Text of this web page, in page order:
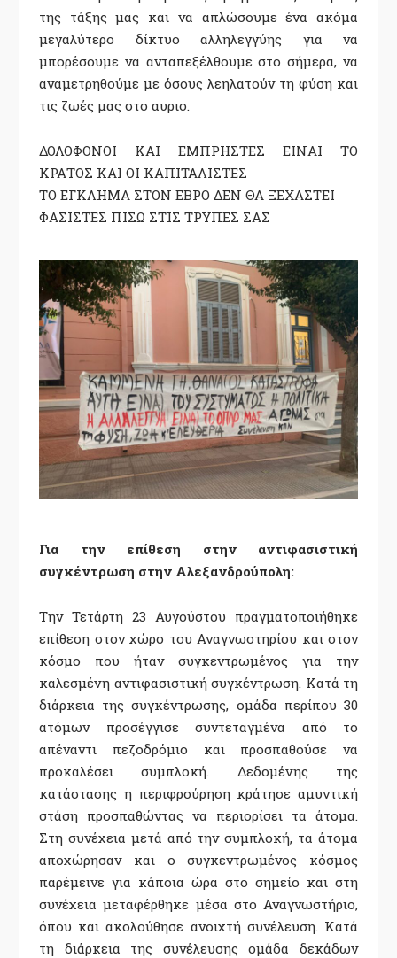
της τάξης μας και να απλώσουμε ένα ακόμα
μεγαλύτερο δίκτυο αλληλεγγύης για να
μπορέσουμε να ανταπεξέλθουμε στο σήμερα, να
αναμετρηθούμε με όσους λεηλατούν τη φύση και
τις ζωές μας στο αυριο.
ΔΟΛΟΦΟΝΟΙ ΚΑΙ ΕΜΠΡΗΣΤΕΣ ΕΙΝΑΙ ΤΟ
ΚΡΑΤΟΣ ΚΑΙ ΟΙ ΚΑΠΙΤΑΛΙΣΤΕΣ
ΤΟ ΕΓΚΛΗΜΑ ΣΤΟΝ ΕΒΡΟ ΔΕΝ ΘΑ ΞΕΧΑΣΤΕΙ
ΦΑΣΙΣΤΕΣ ΠΙΣΩ ΣΤΙΣ ΤΡΥΠΕΣ ΣΑΣ
Για την επίθεση στην αντιφασιστική
συγκέντρωση στην Αλεξανδρούπολη:
Την Τετάρτη 23 Αυγούστου πραγματοποιήθηκε
επίθεση στον χώρο του Αναγνωστηρίου και στον
κόσμο που ήταν συγκεντρωμένος για την
καλεσμένη αντιφασιστική συγκέντρωση. Κατά τη
διάρκεια της συγκέντρωσης, ομάδα περίπου 30
ατόμων προσέγγισε συντεταγμένα από το
απέναντι πεζοδρόμιο και προσπαθούσε να
προκαλέσει συμπλοκή. Δεδομένης της
κατάστασης η περιφρούρηση κράτησε αμυντική
στάση προσπαθώντας να περιορίσει τα άτομα.
Στη συνέχεια μετά από την συμπλοκή, τα άτομα
αποχώρησαν και ο συγκεντρωμένος κόσμος
παρέμεινε για κάποια ώρα στο σημείο και στη
συνέχεια μεταφέρθηκε μέσα στο Αναγνωστήριο,
όπου και ακολούθησε ανοιχτή συνέλευση. Κατά
τη διάρκεια της συνέλευσης ομάδα δεκάδων